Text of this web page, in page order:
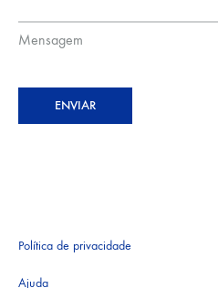
Mensagem
ENVIAR
Política de privacidade
Ajuda